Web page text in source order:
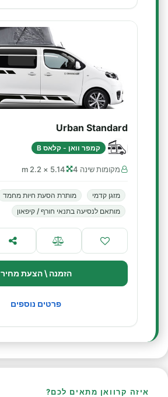
Urban Standard
קמפר וואן - קלאס B
מקומות שינה 4 5.14 × 2.2 m
מזגן קדמי
מותרת הסעת חיות מחמד
מותאם לנסיעה בתנאי חורף / קיפאון
הזמנה \ הצעת מחיר
פרטים נוספים
איזה קרוואן מתאים לכם?